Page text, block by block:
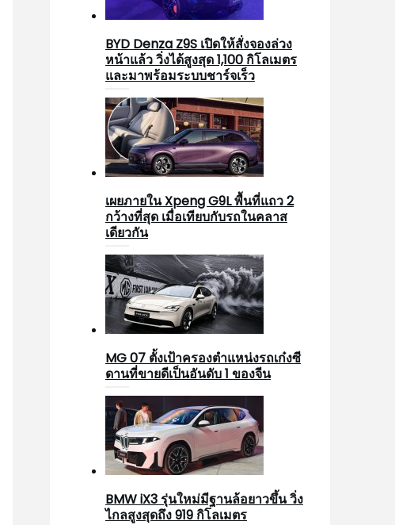
BYD Denza Z9S เปิดให้สั่งจองล่วง
หน้าแล้ว วิ่งได้สูงสุด 1,100 กิโลเมตร
และมาพร้อมระบบชาร์จเร็ว
เผยภายใน Xpeng G9L พื้นที่แถว 2
กว้างที่สุด เมื่อเทียบกับรถในคลาส
เดียวกัน
MG 07 ตั้งเป้าครองตำแหน่งรถเก๋งซี
ดานที่ขายดีเป็นอันดับ 1 ของจีน
BMW iX3 รุ่นใหม่มีฐานล้อยาวขึ้น วิ่ง
ไกลสูงสุดถึง 919 กิโลเมตร